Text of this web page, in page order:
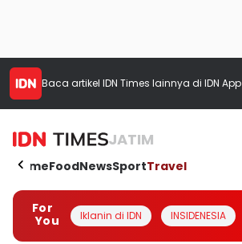
Baca artikel IDN Times lainnya di IDN App
JATIM
HomeFoodNewsSportTravel
For
You
Iklanin di IDN INSIDENESIA